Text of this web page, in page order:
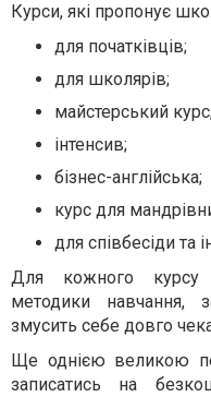
Курси, які пропонує
для початківців;
для школярів;
майстерський
інтенсив;
бізнес-англійська;
курс для
для співбесіди та
Для кожного курсу
методики навчання,
змусить себе довго
Ще однією великою
записатись на